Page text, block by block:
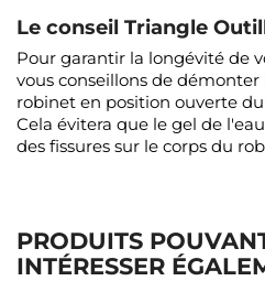
Le conseil Triangle
Pour garantir la longévité de
vous conseillons de démonter
robinet en position ouverte
Cela évitera que le gel de
des fissures sur le corps du
PRODUITS
INTÉRESSER